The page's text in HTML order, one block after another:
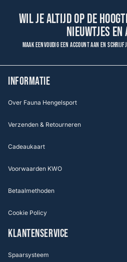
Wil je altijd op de
nieuwtjes en
Maak eenvoudig een account aan en
INFORMATIE
Over Fauna Hengelsport
Verzenden & Retourneren
Cadeaukaart
Voorwaarden KWO
Betaalmethoden
Cookie Policy
KLANTENSERVICE
Spaarsysteem